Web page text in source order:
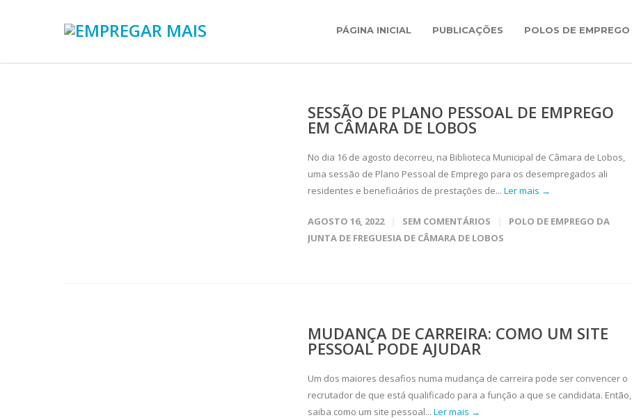
PÁGINA INICIAL PUBLICAÇÕES POLOS DE EMPREGO
SESSÃO DE PLANO PESSOAL DE EMPREGO
EM CÂMARA DE LOBOS
No dia 16 de agosto decorreu, na Biblioteca Municipal de Câmara de Lobos,
uma sessão de Plano Pessoal de Emprego para os desempregados ali
residentes e beneficiários de prestações de... Ler mais →
AGOSTO 16, 2022 SEM COMENTÁRIOS
POLO DE EMPREGO DA
JUNTA DE FREGUESIA DE CÂMARA DE LOBOS
MUDANÇA DE CARREIRA: COMO UM SITE
PESSOAL PODE AJUDAR
Um dos maiores desafios numa mudança de carreira pode ser convencer o
recrutador de que está qualificado para a função a que se candidata. Então,
saiba como um site pessoal... Ler mais →